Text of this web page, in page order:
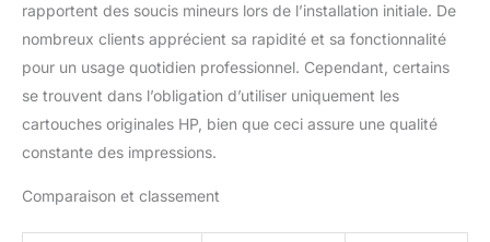
rapportent des soucis mineurs lors de l’installation initiale. De
nombreux clients apprécient sa rapidité et sa fonctionnalité
pour un usage quotidien professionnel. Cependant, certains
se trouvent dans l’obligation d’utiliser uniquement les
cartouches originales HP, bien que ceci assure une qualité
constante des impressions.
Comparaison et classement